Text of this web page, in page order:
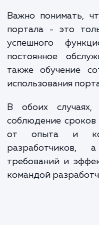
обеспечит
ждать?